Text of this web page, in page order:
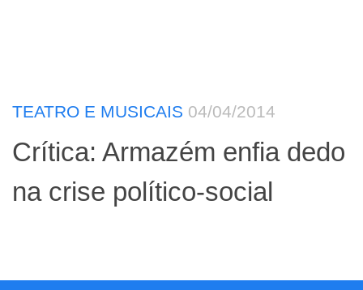
TEATRO E MUSICAIS 04/04/2014
Crítica: Armazém enfia dedo
na crise político-social